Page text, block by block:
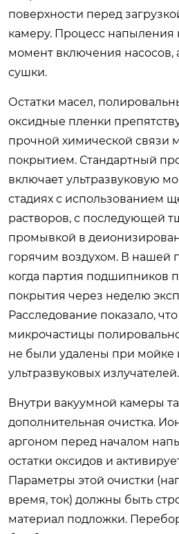
поверхности перед
камеру. Процесс напыления
момент включения насосов,
сушки.
Остатки масел,
оксидные пленки
прочной химической связи
покрытием. Стандартный
включает ультразвуковую
стадиях с использованием
растворов, с последующей
промывкой в
горячим воздухом. В нашей
когда партия подшипников
покрытия через неделю
Расследование показало,
микрочастицы
не были удалены при мойке
ультразвуковых излучателей.
Внутри вакуумной камеры
дополнительная очистка.
аргоном перед началом
остатки оксидов и
Параметры этой очистки
время, ток) должны быть
материал подложки.